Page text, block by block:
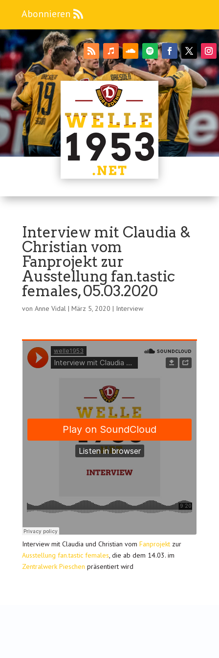
Abonnieren
Interview mit Claudia &
Christian vom
Fanprojekt zur
Ausstellung fan.tastic
females, 05.03.2020
von Anne Vidal| März 5, 2020 | Interview
Interview mit Claudia und Christian vom Fanprojekt zur
Ausstellung fan.tastic females, die ab dem 14.03. im
Zentralwerk Pieschen präsentiert wird